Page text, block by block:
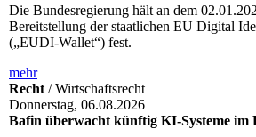
Die Bundesregierung hält an dem
Bereitstellung der staatlichen EU Digital
(„EUDI-Wallet“) fest.
mehr
Recht / Wirtschaftsrecht
Donnerstag, 06.08.2026
Bafin überwacht künftig KI-Systeme im